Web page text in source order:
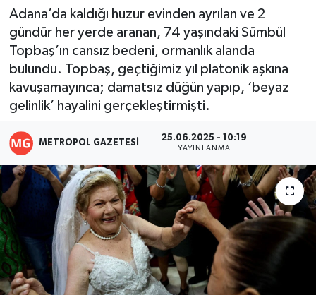
Adana’da kaldığı huzur evinden ayrılan ve 2
gündür her yerde aranan, 74 yaşındaki Sümbül
Topbaş’ın cansız bedeni, ormanlık alanda
bulundu. Topbaş, geçtiğimiz yıl platonik aşkına
kavuşamayınca; damatsız düğün yapıp, ‘beyaz
gelinlik’ hayalini gerçekleştirmişti.
METROPOL GAZETESI 25.06.2025 - 10:19
YAYINLANMA